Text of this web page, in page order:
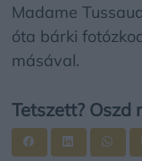
Madame
óta bárki
másával.
Tetszett? Oszd